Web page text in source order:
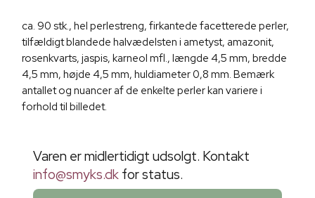
ca. 90 stk., hel perlestreng, firkantede facetterede perler,
tilfældigt blandede halvædelsten i ametyst, amazonit,
rosenkvarts, jaspis, karneol mfl., længde 4,5 mm, bredde
4,5 mm, højde 4,5 mm, huldiameter 0,8 mm. Bemærk
antallet og nuancer af de enkelte perler kan variere i
forhold til billedet.
Varen er midlertidigt udsolgt. Kontakt
info@smyks.dk for status.